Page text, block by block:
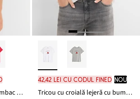
Tricou print inimă din bumbac organic
42,42 lei cu codul FINED nou
Tricou cu croială lejeră cu bumbac